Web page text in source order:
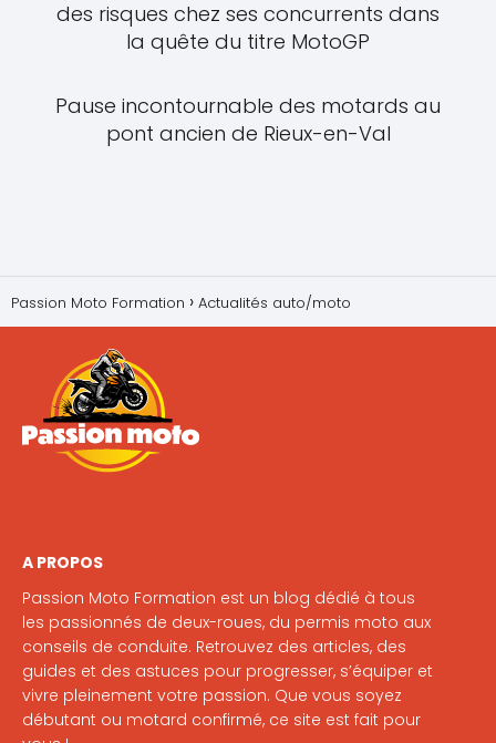
des risques chez ses concurrents dans
la quête du titre MotoGP
Pause incontournable des motards au
pont ancien de Rieux-en-Val
Passion Moto Formation Actualités auto/moto
A PROPOS
Passion Moto Formation est un blog dédié à tous
les passionnés de deux-roues, du permis moto aux
conseils de conduite. Retrouvez des articles, des
guides et des astuces pour progresser, s’équiper et
vivre pleinement votre passion. Que vous soyez
débutant ou motard confirmé, ce site est fait pour